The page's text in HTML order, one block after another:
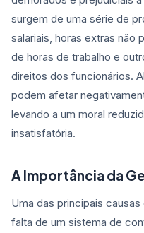
surgem de uma série de
salariais, horas extras não
de horas de trabalho e
direitos dos funcionários.
podem afetar
levando a um moral
insatisfatória.
A Importância da
Uma das principais
falta de um sistema de